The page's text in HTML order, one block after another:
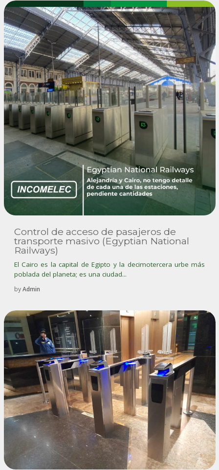
Control de acceso de pasajeros de
transporte masivo (Egyptian National
Railways)
El Cairo es la capital de Egipto y la decimotercera urbe más
poblada del planeta; es una ciudad...
byAdmin